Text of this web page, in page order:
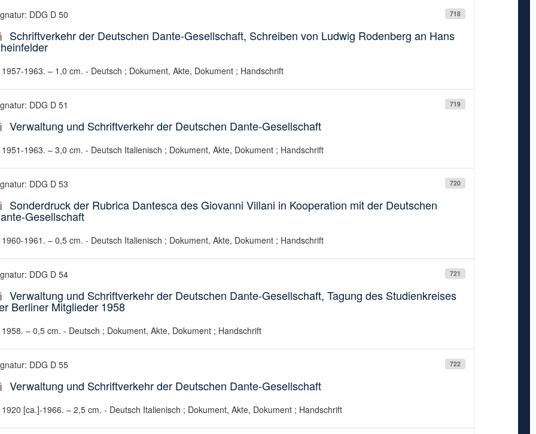
718
DDG D 50
Schriftverkehr der Deutschen Dante-Gesellschaft, Schreiben von Ludwig Rodenberg an Hans
1957-1963. – 1,0 cm. - Deutsch ; Dokument, Akte, Dokument ; Handschrift
719
DDG D 51
Verwaltung und Schriftverkehr der Deutschen Dante-Gesellschaft
1951-1963. – 3,0 cm. - Deutsch Italienisch ; Dokument, Akte, Dokument ; Handschrift
720
DDG D 53
Sonderdruck der Rubrica Dantesca des Giovanni Villani in Kooperation mit der Deutschen
Gesellschaft
1960-1961. – 0,5 cm. - Deutsch Italienisch ; Dokument, Akte, Dokument ; Handschrift
721
DDG D 54
Verwaltung und Schriftverkehr der Deutschen Dante-Gesellschaft, Tagung des Studienkreises
Berliner Mitglieder 1958
1958. – 0,5 cm. - Deutsch ; Dokument, Akte, Dokument ; Handschrift
722
DDG D 55
Verwaltung und Schriftverkehr der Deutschen Dante-Gesellschaft
1920 [ca.]-1966. – 2,5 cm. - Deutsch Italienisch ; Dokument, Akte, Dokument ; Handschrift